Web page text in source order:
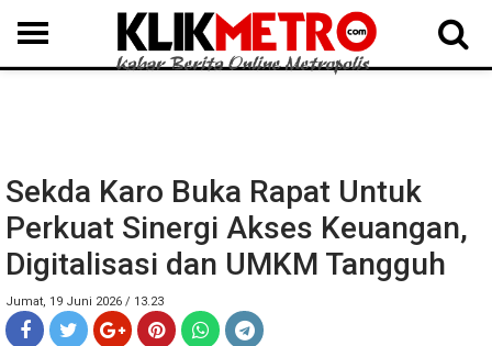
MEDAN LANGKAT DAIRI SAMOSIR TAPUT BATUBARA DELISERDANG
Sekda Karo Buka Rapat Untuk
Perkuat Sinergi Akses Keuangan,
Digitalisasi dan UMKM Tangguh
Jumat, 19 Juni 2026 / 13.23